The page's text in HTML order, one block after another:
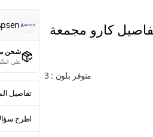
كارو مجمعة
متوفر بلون : 3
شحن
على
تفاصيل
اطرح